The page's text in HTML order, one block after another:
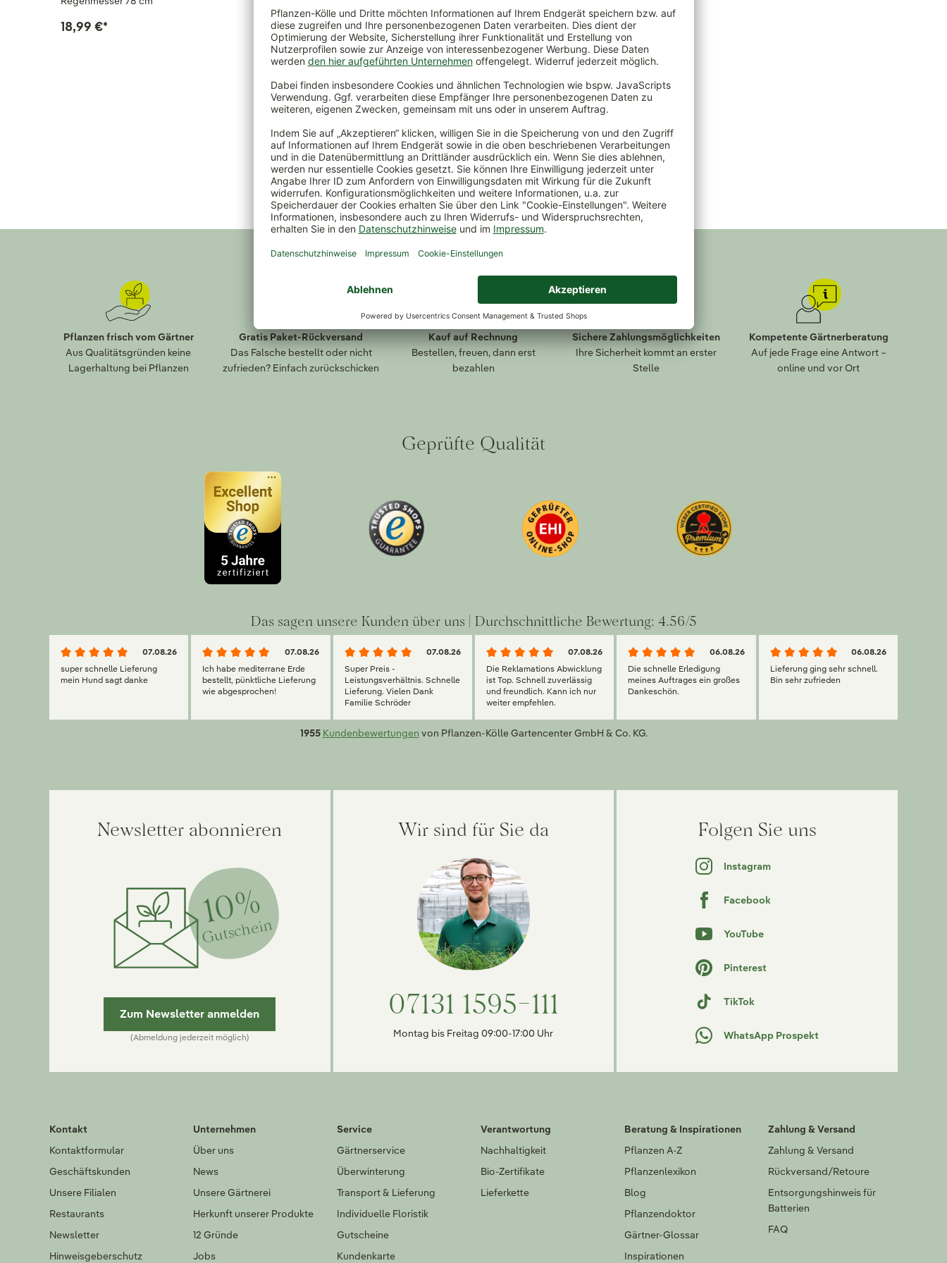
18,99 €* 34,99 €*
Pflanzen frisch vom Gärtner
Aus Qualitätsgründen keine
Lagerhaltung bei Pflanzen
Gratis Paket-Rückversand
Das Falsche bestellt oder nicht
zufrieden? Einfach zurückschicken
Kauf auf Rechnung
Bestellen, freuen, dann erst
bezahlen
Sichere Zahlungsmöglichkeiten
Ihre Sicherheit kommt an erster
Stelle
Kompetente Gärtnerberatung
Auf jede Frage eine Antwort –
online und vor Ort
Geprüfte Qualität
Das sagen unsere Kunden über uns | Durchschnittliche Bewertung: 4.56/5
07.08.26
super schnelle Lieferung
mein Hund sagt danke
07.08.26
Ich habe mediterrane Erde
bestellt, pünktliche Lieferung
wie abgesprochen!
07.08.26
Super Preis -
Leistungsverhältnis. Schnelle
Lieferung. Vielen Dank
Familie Schröder
07.08.26
Die Reklamations Abwicklung
ist Top. Schnell zuverlässig
und freundlich. Kann ich nur
weiter empfehlen.
06.08.26
Die schnelle Erledigung
meines Auftrages ein großes
Dankeschön.
06.08.26
Lieferung ging sehr schnell.
Bin sehr zufrieden
1955 Kundenbewertungen von Pflanzen-Kölle Gartencenter GmbH & Co. KG.
Newsletter abonnieren
10%
Gutschein
Zum Newsletter anmelden
(Abmeldung jederzeit möglich)
Wir sind für Sie da
07131 1595-111
Montag bis Freitag 09:00-17:00 Uhr
Folgen Sie uns
Instagram
Facebook
YouTube
Pinterest
TikTok
WhatsApp Prospekt
Kontakt
Kontaktformular
Geschäftskunden
Unsere Filialen
Restaurants
Newsletter
Hinweisgeberschutz
Unternehmen
Über uns
News
Unsere Gärtnerei
Herkunft unserer Produkte
12 Gründe
Jobs
Service
Gärtnerservice
Überwinterung
Transport & Lieferung
Individuelle Floristik
Gutscheine
Kundenkarte
Verantwortung
Nachhaltigkeit
Bio-Zertifikate
Lieferkette
Beratung & Inspirationen
Pflanzen A-Z
Pflanzenlexikon
Blog
Pflanzendoktor
Gärtner-Glossar
Inspirationen
Zahlung & Versand
Zahlung & Versand
Rückversand/Retoure
Entsorgungshinweis für
Batterien
FAQ